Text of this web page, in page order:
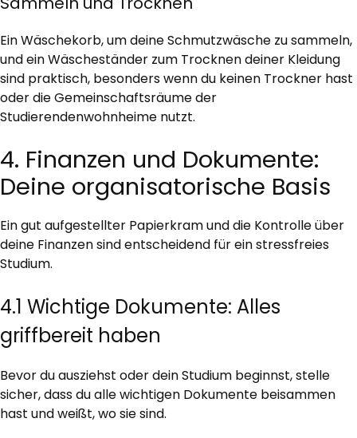
Ein Wäschekorb, um deine Schmutzwäsche zu sammeln,
und ein Wäscheständer zum Trocknen deiner Kleidung
sind praktisch, besonders wenn du keinen Trockner hast
oder die Gemeinschaftsräume der
Studierendenwohnheime nutzt.
4. Finanzen und Dokumente:
Deine organisatorische Basis
Ein gut aufgestellter Papierkram und die Kontrolle über
deine Finanzen sind entscheidend für ein stressfreies
Studium.
4.1 Wichtige Dokumente: Alles
griffbereit haben
Bevor du ausziehst oder dein Studium beginnst, stelle
sicher, dass du alle wichtigen Dokumente beisammen
hast und weißt, wo sie sind.